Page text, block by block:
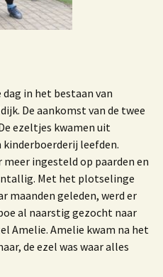
in het bestaan van
De aankomst van de twee
ezeltjes kwamen uit
kinderboerderij leefden.
meer ingesteld op paarden en
Met het plotselinge
maanden geleden, werd er
al naarstig gezocht naar
Amelie. Amelie kwam na het
de ezel was waar alles